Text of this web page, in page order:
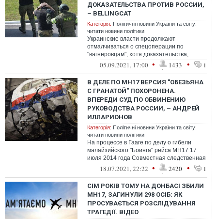
ДОКАЗАТЕЛЬСТВА ПРОТИВ РОССИИ,
– BELLINGCAT
Категорія: Політичні новини України та світу:
читати новини політики
Украинские власти продолжают
отмалчиваться о спецоперации по
"вагнеровцам", хотя доказательства,
которые собрали украинские спецслужбы,
пригодились бы...
05.09.2021, 17:00 • 1433 • 1
В ДЕЛЕ ПО МН17 ВЕРСИЯ "ОБЕЗЬЯНА
С ГРАНАТОЙ" ПОХОРОНЕНА.
ВПЕРЕДИ СУД ПО ОБВИНЕНИЮ
РУКОВОДСТВА РОССИИ, – АНДРЕЙ
ИЛЛАРИОНОВ
Категорія: Політичні новини України та світу:
читати новини політики
На процессе в Гааге по делу о гибели
малайзийского "Боинга" рейса МН17 17
июля 2014 года Совместная следственная
группа (ССГ) представила суду основну...
18.07.2021, 22:22 • 2420 • 1
СІМ РОКІВ ТОМУ НА ДОНБАСІ ЗБИЛИ
MH17, ЗАГИНУЛИ 298 ОСІБ: ЯК
ПРОСУВАЄТЬСЯ РОЗСЛІДУВАННЯ
ТРАГЕДІЇ. ВІДЕО